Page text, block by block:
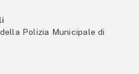
Polizia Municipale di